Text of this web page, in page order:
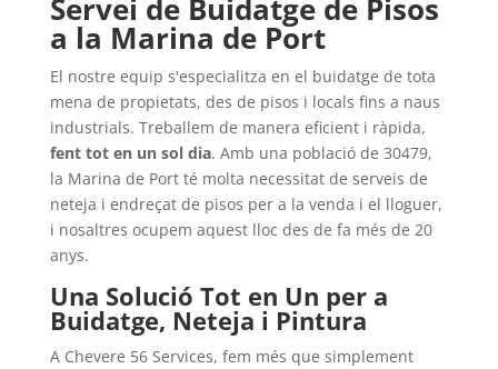
Servei de Buidatge de Pisos
a la Marina de Port
El nostre equip s'especialitza en el buidatge de tota
mena de propietats, des de pisos i locals fins a naus
industrials. Treballem de manera eficient i ràpida,
fent tot en un sol dia. Amb una població de 30479,
la Marina de Port té molta necessitat de serveis de
neteja i endreçat de pisos per a la venda i el lloguer,
i nosaltres ocupem aquest lloc des de fa més de 20
anys.
Una Solució Tot en Un per a
Buidatge, Neteja i Pintura
A Chevere 56 Services, fem més que simplement